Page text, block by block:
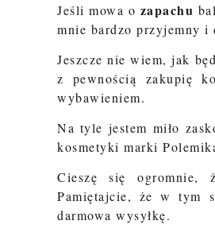
Jeśli mowa o zapachu
mnie bardzo przyjemny i
Jeszcze nie wiem, jak
z pewnością zakupię
wybawieniem.
Na tyle jestem miło
kosmetyki marki
Cieszę się
Pamiętajcie, że w tym
darmowa wysyłkę.